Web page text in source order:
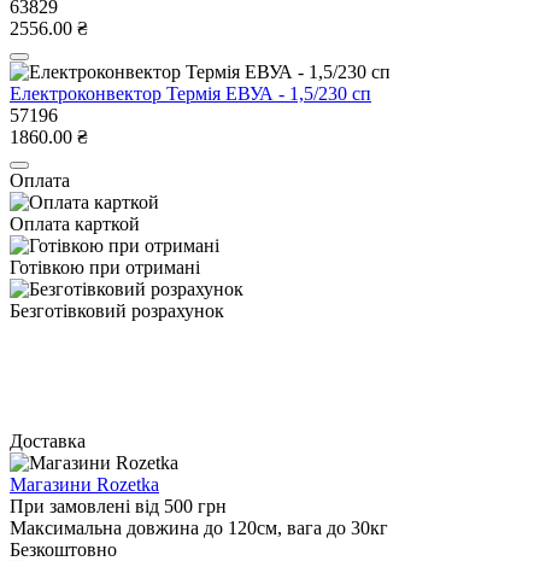
63829
2556.00 ₴
Електроконвектор Термія ЕВУА - 1,5/230 сп
57196
1860.00 ₴
Оплата
Оплата карткой
Готівкою при отримані
Безготівковий розрахунок
Доставка
Магазини Rozetka
При замовлені від 500 грн
Максимальна довжина до 120см, вага до 30кг
Безкоштовно